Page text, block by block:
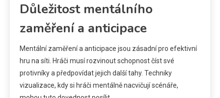
Důležitost mentálního
zaměření a anticipace
Mentální zaměření a anticipace jsou zásadní pro efektivní
hru na síti. Hráči musí rozvinout schopnost číst své
protivníky a předpovídat jejich další tahy. Techniky
vizualizace, kdy si hráči mentálně nacvičují scénáře,